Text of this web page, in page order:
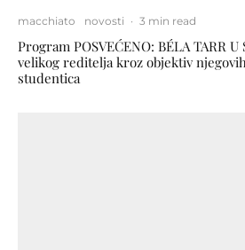
macchiato novosti · 3 min read
Program POSVEĆENO: BÉLA TARR U
velikog reditelja kroz objektiv
studentica